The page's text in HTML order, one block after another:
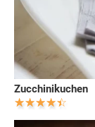
Zucchinikuchen